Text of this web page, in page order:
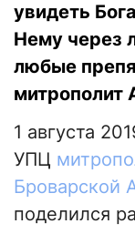
увидеть
Нему через
любые
митрополит
1 августа
УПЦ
Броварской
поделился